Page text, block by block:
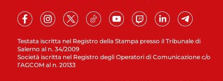
Testata iscritta nel Registro della Stampa presso il Tribunale di
Salerno al n. 34/2009
Società iscritta nel Registro degli Operatori di Comunicazione c/o
l’AGCOM al n. 20133